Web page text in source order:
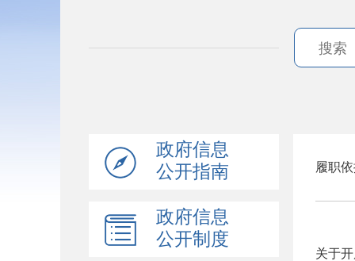
政府信息
公开指南
政府信息
公开制度
履职
关于